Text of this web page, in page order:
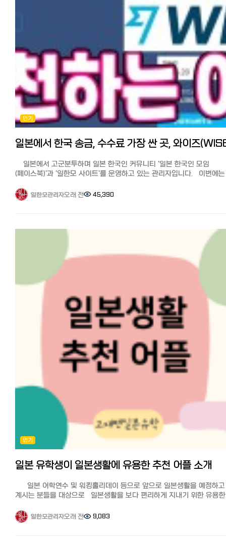
어느 송금 서비스도 부양자 공제용 서류받기가 가능합니다. 최신 정보에
의하면 부양자 송금으로 감면 받은 이력이 영주권 심사에 마이너스가
된다고 하니 이 점도 참고하시기 바랍니다.
한가지 더 말씀드리자면, 일본엔을 어디에서 환전하는 것이 가장
유리하냐는 질문도 많이 올라오는데, 혹시 한국에 가실 예정이 있으시다
현금을 가지고 가서 현지 은행에서 환율우대나, 명동 등의 사설 환전소
환전하는 것이 송금수수료도 안 들고 가장 유리한 방법입니다.
열심히 번 엔을 한국에 보내서 자금으로 쓰거나 부모님께 보내드린다면
없이 기뻐하실 것입니다.
이번 기사를 참고로 똑똑한 송금해보세요^^
[추천 기사] 한국에서 일본송금 추천 4사! 카카오뱅크, 코인샷, GME, 모
수수료, 한도, 특징 비교. 해외 송금 시 필요한 것
(格安SIM) 4사 비교분석, 개통 절차, 주의점과 사용 후기
포인트 등 목돈 만드는 법과 선배들의 꿀팁 https://korean.co.jp/
일본에서 전기, 가스 요금 아끼기! 알려주고 싶지 않은 팁, 캐쉬백,
재일한국인이 추천하는 일본 신용카드 7선! 연회비 무료, 심사 잘 나고
혜택이 높은 카드는? https://korean.co.jp/life2/130 [일본 인터넷
이자, 대출 한도, 추천 은행, 화재보험까지
https://korean.co.jp/life_realestate/7 [일본에서 집 구하기] 추천
부동산 사이트와 쉐어하우스, 한국부동산과 꿀팁까지
https://korean.co.jp/life_realestate/1 일본 취업, 구인/전직 사이
추천! 한국인 선배가 전수하는 꿀팁과 구직 시장
https://korean.co.jp/life3/29
저렴하다고 알려져 있습니다. 압도적인 송금 수수료를 강점으로 내세
있는 카카오 뱅크는 세계 총 22개국에 국내 최저 수준의 수수료로 송금
가능하다고 선전하고 있기도 합니다. 수수료와 한도 수수료는 5000달
이하는 5천원, 5000달러를 초과하면 1만원입니다. 다만, 무슨
이유에서인지 일본은 금액에 상관없이 8천원의 수수료와 중개, 수취
수수료가 발생한다고 합니다. 그래도 시중 은행보다는 훨씬 저렴하며
금액에 상관없이 수수료가 8천원으로 정액이기 때문에 GME, 모인 등,
송금서비스와 손품을 파셔서 실제로 일본에 송금되는 금액이 얼마인지
비교해보시는 게 좋을 것 같습니다. 카카오 뱅크의 경우, 해외에서 계좌
개설이 불가하기 때문에(본인 명의 핸드폰 인증 필요) 한국 현지에 있거
한국에서 계좌 개설하지 않으면 일본에서는 사용이 불가능합니다. 한
건당 만달러, 연간 10만달러까지입니다.(증빙서류 미제출) 유학생이나
해외체재자의 송금에 대해서는 연간한도가 없습니다. 해외송금은 신청
변경이나 취소가 불가능합니다.
카카오뱅크 송금 공식 홈페이지 https://www.kakaobank.com/
【코인샷】 코인샷은 일본 유학생, 워홀러, 장기 일본 거주자 그리고 일본에
있으며, 일본 외에도 전세계 224개국으로 송금이 가능하여 현재 35만
이상의 가입자와 약 3조 원의 누적 송금을 기록하는 등 다국적 유저에게
폭넓게 이용되고 있습니다. 국내 소액해외송금업•전자금융업 라이선
오픈뱅킹 사업자 인증을 받고, 일본 재무국에서도 정식 인증을 받은
자동으로 출금되는 오토데빗 기능을 제공합니다. 별도로 충전하거나
입금하는 절차 없이 앱에서 바로 송금액을 입력하면 끝입니다. 또한
비대면 간편 가입이 가능해서 은행 방문 없이 신분증과 얼굴 인증만으로
집에서 바로 가입할 수 있습니다. 가입 후 수취인 정보를 미리 등록해두
다음번 송금 시 클릭 몇 번으로 송금이 완료되어 더욱 편리한 장점이
있습니다. (*다만 일본에서는 코인샷 앱 다운로드가 제한될 수 있어, 일본
권장드립니다.) 일본으로의 송금은 수취 은행이나 지점에 제한이 없어
은행, 어떤 지점이든 자유롭게 보낼 수 있습니다. 영업일 기준 오후 5시
30분 이전에 송금한 건은 당일 착금이 가능해서 급하게 송금이 필요한
상황에서 유용합니다. 수수료와 한도 현금 픽업 센터에서 수령할 필요
없이 ‘나’의 일본 은행 계좌로 바로 받기가 가능하며, 국내 최저가 수준의
일본 송금 수수료를 지원하고 있습니다. 코인샷의 송금 수수료는 송금액
상관없이 건당 5,000원의 고정 수수료 외에는 추가 비용이 발생되지
않습니다. 정기적으로 일본에 계신 자녀분들께 생활비를 보내시는
송금 수수료 이벤트도 진행하니 자세한 내용은 앱 내 이벤트 공지를 확
보시기 바랍니다. 코인샷 공식 홈페이지 https://finshot.com/
【GME(글로벌머니익스프레스)】 한국에서 일본송금 추천
4사! 'GME(글로벌머니익스프레스)' 최근 핀테크 기술이 발전하면서
은행권을 통하는 것보다 더 싸고 빠른 해외송금 핀테크 기업들이 늘어나
있죠. 기존의 은행권이 사용하는 망은 네트워크 사용료와 송금, 수취
수수료가 발생하는데 핀테크 기업은 블록체인, 프리펀딩 등 다양한
합니다. 특징 GME(글로벌머니익스프레스)는 2016년 설립된 핀테크
13개 지점을 보유하고 있으며 200개국에 송금가능,
인터넷송금업체여서 은행 제한 없이 보낼 수 있는 점도 장점입니다.
이전까지 송금한 건은 당일까지 착금이 완료되고, 15시 이후에 송금한
명일 착금처리됩니다.
인기
(페이스북)'과 '일한모 사이트'를 운영하고 있는 관리자입니다. 이번에는
일본에서 한국으로 첫 송금 시 WISE(와이즈)를 추천하는 이유에 대해서
소개해드리겠습니다. 일본에서 한국으로의 송금, 가장 잘 아는 사람은
송금을 하는 문화가 있습니다.(한일부부는 그것이 싸움의 원인이 되는
그래서 해외에 있으면서 정기적으로 송금하는 사람이 많습니다. 해외생
힘든데 효자효녀들인 것 같습니다^^
이번에는 일본에서 한국으로 추천 송금 비교 분석! 가장 저렴하고 편한
송금은? 수수료 할인 쿠폰 기사에서 'WISE(와이즈)'를 더 알고 싶다는
요청이 있어 자세히 소개합니다. 와이즈는 어떤 회사? 믿을 수 있을
Wise(와이즈, 구 트랜스퍼와이즈)는, 2011년 1월에 창업한 인터넷 송금
영국 런던에 본사가 있으며 뉴욕, 시드니, 싱가포르, 에스토니아 등 8곳에
사무소를 두고 있는 글로벌 송금 회사입니다. 기존 국제송금은 각
이용자 매칭을 통해 실제 환율을 적용하며 환율 수수료가 발생하지
온라인 송금 서비스이기 때문에 간편하고 무엇보다 수수료가 저렴한
가장 큰 장점으로 세계적으로 인기를 끌고 있습니다.
법무국에 자금 이동 업체로 등록되어 있으며, 전 세계적으로 이용자 수는
1000만 명 이상, 매월 송금 총액은 9000억엔을 넘습니다.
많은 교민들도 이용하고 있어 안전하며 안심할 수 있는 국제 송금
서비스입니다. 출처：「Wise (企業)」ウィキペディア（Wikipedia）
와이즈의 특징 많은 한국인들이 사용하며 추천 은행이나 송금회사가
독자적으로 적용하고 있는 환율이 아니라 실제 환율을 사용하기 때문에
수수료가 저렴하다. 수수료 무료쿠폰을 사용하면 첫회는 가장 이득 PC,
스마트폰으로 완결되며 간편하고 빠르다 한국뿐 아니라 전세계 80개국
이상 송금 가능 인기 송금업체 3사의 실제 송금액 비교
일반 은행보다 저렴해 일본인들이 한국 송금에서 자주 사용하는 것으로
비교해 보았습니다. 시뮬레이션 결과↓↓↓ 100,000엔 송금 시 적용
환율과 수수료 포함 실제 한국 현지에서 받는 금액 시뮬레이션 결과입니
WISE(와이즈): 수수료 163엔(쿠폰 사용 할인)이 차감되어 약 953,401원
일한모관리자오래 전 45,390
인기
일본 유학생이 일본생활에 유용한 추천 어플 소개
일본 어학연수 및 워킹홀리데이 등으로 앞으로 일본생활을 예정하고
계시는 분들을 대상으로 일본생활을 보다 편리하게 지내기 위한 유용한
여기서는 대표적인 일부를 소개하겠습니다. 1. 커뮤니케이션 LINE
한국의 카카오톡처럼 일본에서는 라인을 이용합니다. 특히 일본에서는
일한모관리자오래 전 9,083